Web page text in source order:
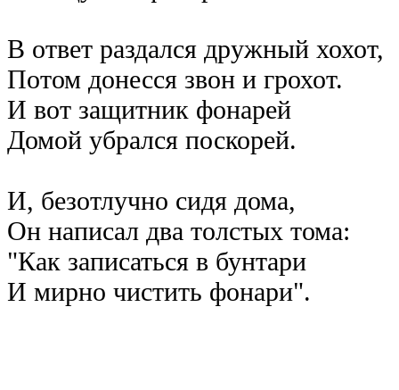
В ответ раздался дружный хохот,
Потом донесся звон и грохот.
И вот защитник фонарей
Домой убрался поскорей.
И, безотлучно сидя дома,
Он написал два толстых тома:
"Как записаться в бунтари
И мирно чистить фонари".